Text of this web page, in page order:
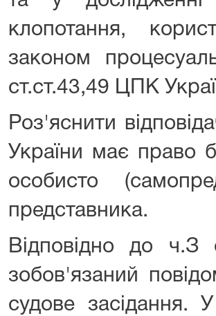
клопотання,
законом
ст.ст.43,49 ЦПК
Роз'яснити
України має право
особисто
представника.
Відповідно до ч.З
зобов'язаний
судове засідання.